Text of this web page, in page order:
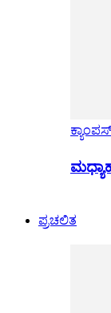
ಕ್ಯಾಂಪಸ್
ಪ್ರಚಲಿತ